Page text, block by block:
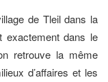
de Tleil dans la
exactement dans le
retrouve la même
d’affaires et les